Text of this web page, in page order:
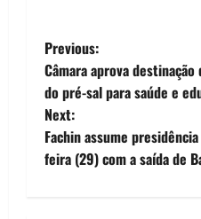
P
o
s
t
Previous:
Câmara aprova
do pré-sal para saúde e
Next:
Fachin assume
feira (29) com a saída de